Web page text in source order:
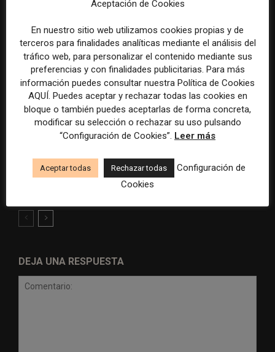
cooperativa pierde 38.542
euros
sobre el poder, la memoria y
la violencia
establece un sistema de
control para el uso de la
especial para la mejor
cobertura periodística del
Mundial 2026
DEJA UNA RESPUESTA
Aceptación de Cookies
En nuestro sitio web utilizamos cookies propias y de
terceros para finalidades analíticas mediante el análisis del
tráfico web, para personalizar el contenido mediante sus
preferencias y con finalidades publicitarias. Para más
información puedes consultar nuestra Política de Cookies
AQUÍ. Puedes aceptar y rechazar todas las cookies en
bloque o también puedes aceptarlas de forma concreta,
modificar su selección o rechazar su uso pulsando
“Configuración de Cookies”. Leer más
Aceptar todas Rechazar todas
Configuración de
Cookies